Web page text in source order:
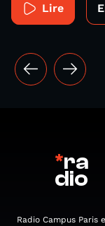
Lire
*ra
dio
Radio Campus Paris